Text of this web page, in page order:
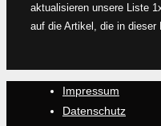
aktualisieren unsere Liste
auf die Artikel, die in dieser
Impressum
Datenschutz